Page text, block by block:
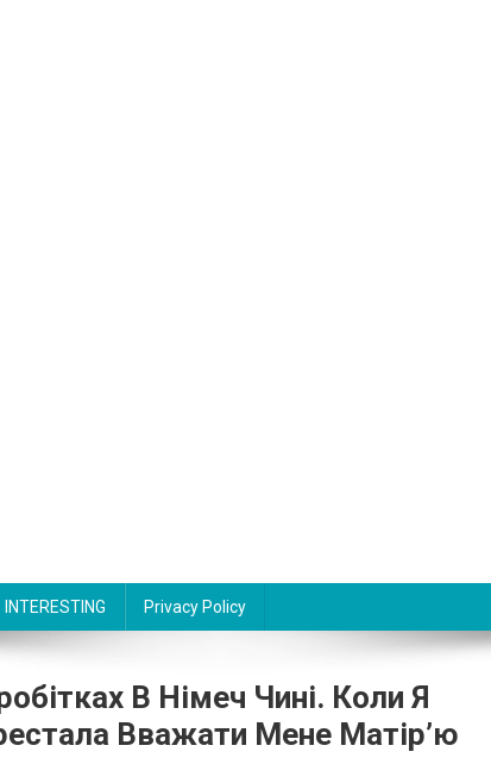
INTERESTING Privacy Policy
В Німеч Чині. Коли Я
Вважати Мене Матір’ю